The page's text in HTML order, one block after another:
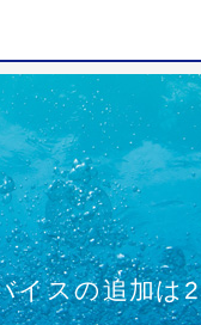
スの追加は